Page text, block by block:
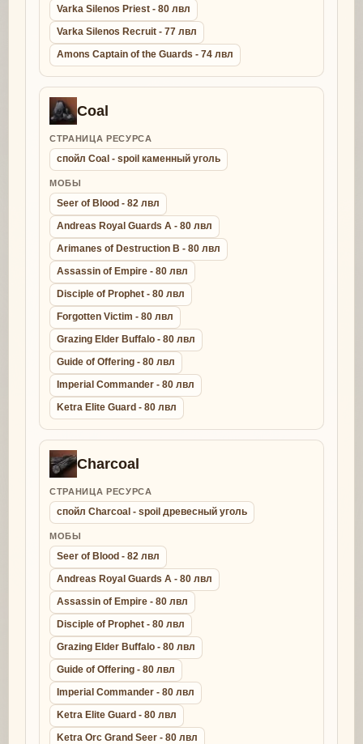
Varka Silenos Priest - 80 лвл
Varka Silenos Recruit - 77 лвл
Amons Captain of the Guards - 74 лвл
Coal
СТРАНИЦА РЕСУРСА
спойл Coal - spoil каменный уголь
МОБЫ
Seer of Blood - 82 лвл
Andreas Royal Guards A - 80 лвл
Arimanes of Destruction B - 80 лвл
Assassin of Empire - 80 лвл
Disciple of Prophet - 80 лвл
Forgotten Victim - 80 лвл
Grazing Elder Buffalo - 80 лвл
Guide of Offering - 80 лвл
Imperial Commander - 80 лвл
Ketra Elite Guard - 80 лвл
Charcoal
СТРАНИЦА РЕСУРСА
спойл Charcoal - spoil древесный уголь
МОБЫ
Seer of Blood - 82 лвл
Andreas Royal Guards A - 80 лвл
Assassin of Empire - 80 лвл
Disciple of Prophet - 80 лвл
Grazing Elder Buffalo - 80 лвл
Guide of Offering - 80 лвл
Imperial Commander - 80 лвл
Ketra Elite Guard - 80 лвл
Ketra Orc Grand Seer - 80 лвл